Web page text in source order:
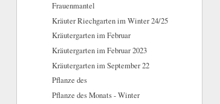
Frauenmantel
Kräuter Riechgarten im Winter 24/25
Kräutergarten im Februar
Kräutergarten im Februar 2023
Kräutergarten im September 22
Pflanze des
Pflanze des Monats - Winter